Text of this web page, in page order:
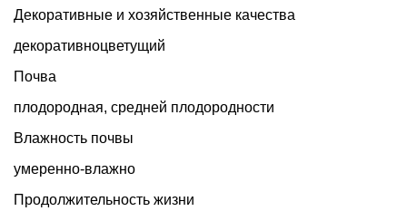
Декоративные и хозяйственные качества
декоративноцветущий
Почва
плодородная, средней плодородности
Влажность почвы
умеренно-влажно
Продолжительность жизни